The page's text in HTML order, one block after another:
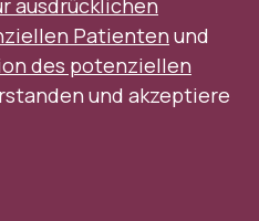
Patienten und
des potenziellen
und akzeptiere